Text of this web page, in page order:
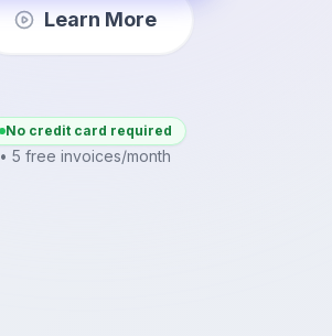
Learn More
No credit card required
• 5 free invoices/month